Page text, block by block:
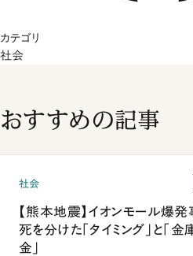
カテゴリ
社会
おすすめの記事
社会
【熊本地震】イオンモール爆
死を分けた「タイミング」と「
金」